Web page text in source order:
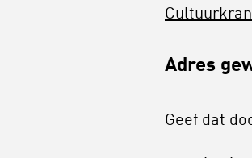
Adres
Geef dat